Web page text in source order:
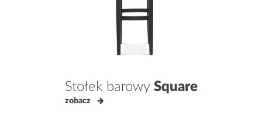
Stołek barowy Square
zobacz